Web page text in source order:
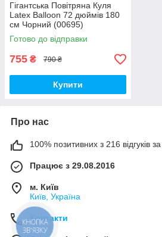
Гігантська Повітряна Куля
Latex Balloon 72 дюймів 180
см Чорний (00695)
Готово до відправки
755 ₴ 790 ₴
Купити
Про нас
100% позитивних з 216 відгуків за
Працює з 29.08.2016
м. Київ
Київ, Україна
Контакти
КНОПКА
ЗВ'ЯЗКУ